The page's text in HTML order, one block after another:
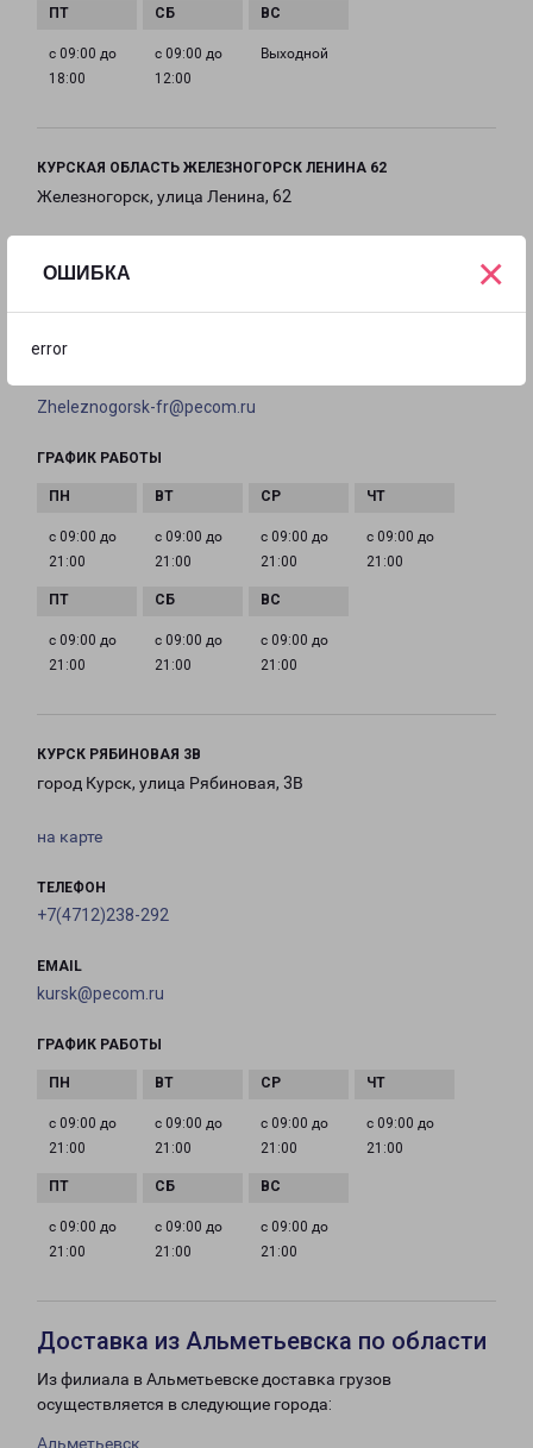
ОШИБКА
error
×
с 09:00 до
18:00
с 09:00 до
12:00
Выходной
КУРСКАЯ ОБЛАСТЬ ЖЕЛЕЗНОГОРСК ЛЕНИНА 62
Железногорск, улица Ленина, 62
Zheleznogorsk-fr@pecom.ru
ГРАФИК РАБОТЫ
с 09:00 до
21:00
с 09:00 до
21:00
с 09:00 до
21:00
с 09:00 до
21:00
с 09:00 до
21:00
с 09:00 до
21:00
с 09:00 до
21:00
КУРСК РЯБИНОВАЯ 3В
город Курск, улица Рябиновая, 3В
на карте
ТЕЛЕФОН
+7(4712)238-292
EMAIL
kursk@pecom.ru
ГРАФИК РАБОТЫ
с 09:00 до
21:00
с 09:00 до
21:00
с 09:00 до
21:00
с 09:00 до
21:00
с 09:00 до
21:00
с 09:00 до
21:00
с 09:00 до
21:00
Доставка из Альметьевска по области
Из филиала в Альметьевске доставка грузов
осуществляется в следующие города:
Альметьевск